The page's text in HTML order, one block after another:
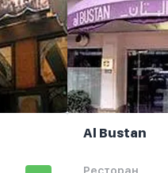
Al Bustan
Ресторан